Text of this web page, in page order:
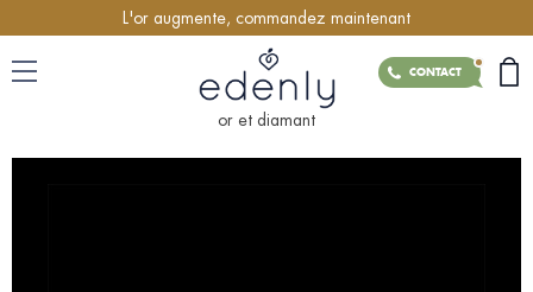
L'or augmente, commandez maintenant
CONTACT
or et diamant